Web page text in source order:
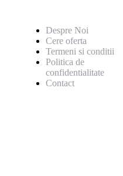
Despre Noi
Cere oferta
Termeni si conditii
Politica de
confidentialitate
Contact